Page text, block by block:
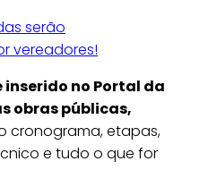
serão
vereadores!
inserido no Portal da
obras públicas,
cronograma, etapas,
e tudo o que for